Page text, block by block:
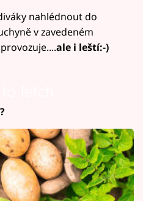
nahlédnout do
v zavedeném
ale i leští:-)
fetch